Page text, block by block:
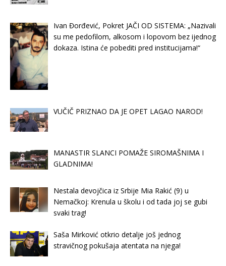
Ivan Đorđević, Pokret JAČI OD SISTEMA: „Nazivali
su me pedofilom, alkosom i lopovom bez ijednog
dokaza. Istina će pobediti pred institucijama!“
VUČIČ PRIZNAO DA JE OPET LAGAO NAROD!
MANASTIR SLANCI POMAŽE SIROMAŠNIMA I
GLADNIMA!
Nestala devojčica iz Srbije Mia Rakić (9) u
Nemačkoj: Krenula u školu i od tada joj se gubi
svaki trag!
Saša Mirković otkrio detalje još jednog
stravičnog pokušaja atentata na njega!